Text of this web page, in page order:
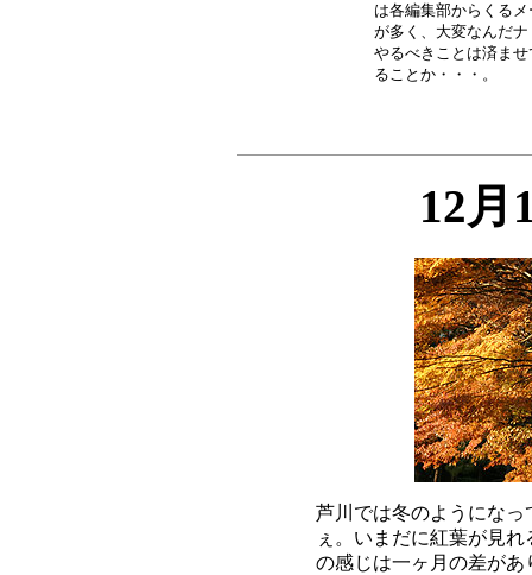
は各編集部からくる
が多く、大変なんだ
やるべきことは済ま
12月
芦川では冬のようにな
ぇ。いまだに紅葉が見
の感じは一ヶ月の差が